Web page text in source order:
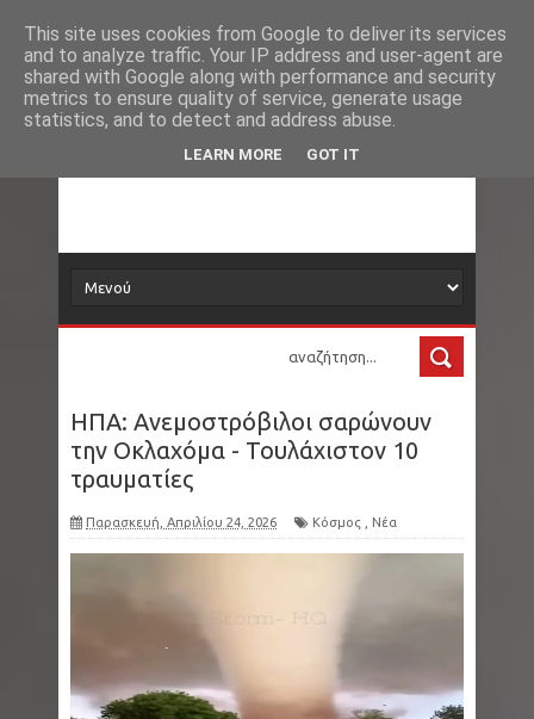
Νέα Loading...
δορυφόρος
Τα νέα όλου του κόσμου στο πιάτο σας
ΗΠΑ: Ανεμοστρόβιλοι σαρώνουν
την Οκλαχόμα - Τουλάχιστον 10
τραυματίες
Παρασκευή, Απριλίου 24, 2026 Κόσμος Νέα
This site uses cookies from Google to deliver its services
and to analyze traffic. Your IP address and user-agent are
shared with Google along with performance and security
metrics to ensure quality of service, generate usage
statistics, and to detect and address abuse.
LEARN MORE GOT IT